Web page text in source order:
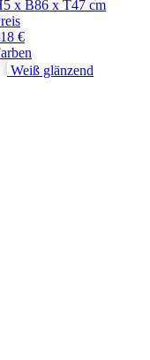
x B86 x T47 cm
€
Weiß glänzend